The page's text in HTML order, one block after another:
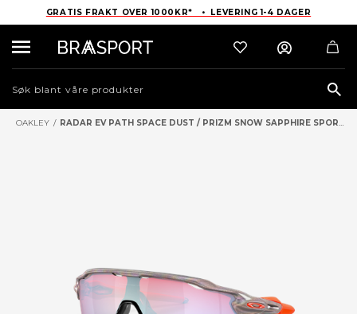
GRATIS FRAKT OVER 1000KR* • LEVERING 1-4 DAGER
OAKLEY / RADAR EV PATH SPACE DUST / PRIZM SNOW SAPPHIRE SPORTSBRILLER